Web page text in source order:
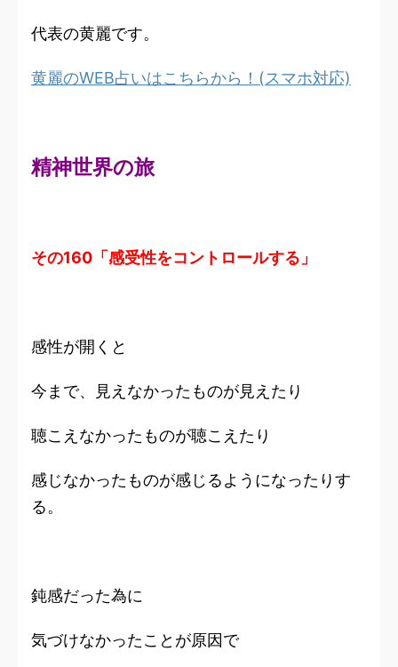
代表の黄麗です。
黄麗のWEB占いはこちらから！(スマホ対応)
精神世界の旅
その160「感受性をコントロールする」
感性が開くと
今まで、見えなかったものが見えたり
聴こえなかったものが聴こえたり
感じなかったものが感じるようになったりす
る。
鈍感だった為に
気づけなかったことが原因で